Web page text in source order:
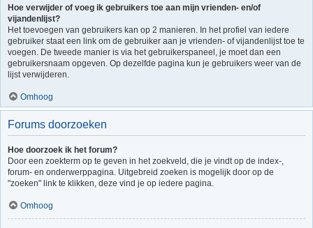
Hoe verwijder of voeg ik gebruikers toe aan mijn vrienden- en/of
vijandenlijst?
Het toevoegen van gebruikers kan op 2 manieren. In het profiel van iedere
gebruiker staat een link om de gebruiker aan je vrienden- of vijandenlijst toe te
voegen. De tweede manier is via het gebruikerspaneel, je moet dan een
gebruikersnaam opgeven. Op dezelfde pagina kun je gebruikers weer van de
lijst verwijderen.
Omhoog
Forums doorzoeken
Hoe doorzoek ik het forum?
Door een zoekterm op te geven in het zoekveld, die je vindt op de index-,
forum- en onderwerppagina. Uitgebreid zoeken is mogelijk door op de
"zoeken" link te klikken, deze vind je op iedere pagina.
Omhoog